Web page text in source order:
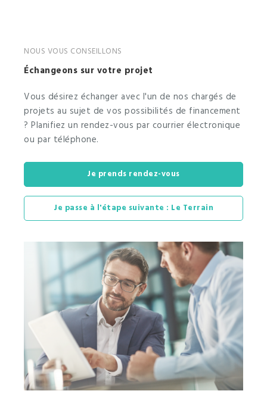
NOUS VOUS CONSEILLONS
Échangeons sur votre projet
Vous désirez échanger avec l'un de nos chargés de
projets au sujet de vos possibilités de financement
? Planifiez un rendez-vous par courrier électronique
ou par téléphone.
Je prends rendez-vous
Je passe à l'étape suivante : Le Terrain